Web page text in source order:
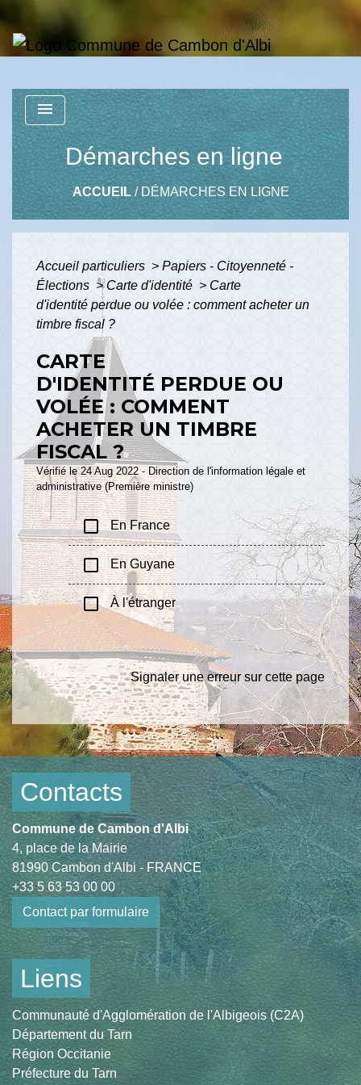
menu
Démarches en ligne
ACCUEIL/DÉMARCHES EN LIGNE
Accueil particuliers > Papiers - Citoyenneté -
Élections > Carte d'identité > Carte
d'identité perdue ou volée : comment acheter un
timbre fiscal ?
CARTE
D'IDENTITÉ PERDUE OU
VOLÉE : COMMENT
ACHETER UN TIMBRE
FISCAL ?
Vérifié le 24 Aug 2022 - Direction de l'information légale et
administrative (Première ministre)
check_box_outline_blank En France
check_box_outline_blank En Guyane
check_box_outline_blank À l'étranger
Signaler une erreur sur cette page
Contacts
Commune de Cambon d'Albi
4, place de la Mairie
81990 Cambon d'Albi - FRANCE
+33 5 63 53 00 00
Contact par formulaire
Liens
Communauté d'Agglomération de l'Albigeois (C2A)
Département du Tarn
Région Occitanie
Préfecture du Tarn